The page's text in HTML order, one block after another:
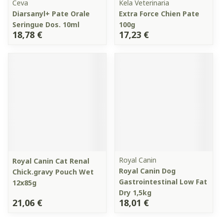
Ceva
Diarsanyl+ Pate Orale
Seringue Dos. 10ml
18,78 €
Kela Veterinaria
Extra Force Chien Pate
100g
17,23 €
Royal Canin Cat Renal
Chick.gravy Pouch Wet
12x85g
21,06 €
Royal Canin
Royal Canin Dog
Gastrointestinal Low Fat
Dry 1,5kg
18,01 €